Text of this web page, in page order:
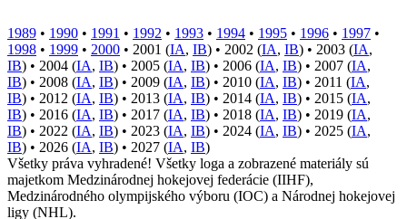
1989 • 1990 • 1991 • 1992 • 1993 • 1994 • 1995 • 1996 • 1997 •
1998 • 1999 • 2000 • 2001 (IA, IB) • 2002 (IA, IB) • 2003 (IA,
IB) • 2004 (IA, IB) • 2005 (IA, IB) • 2006 (IA, IB) • 2007 (IA,
IB) • 2008 (IA, IB) • 2009 (IA, IB) • 2010 (IA, IB) • 2011 (IA,
IB) • 2012 (IA, IB) • 2013 (IA, IB) • 2014 (IA, IB) • 2015 (IA,
IB) • 2016 (IA, IB) • 2017 (IA, IB) • 2018 (IA, IB) • 2019 (IA,
IB) • 2022 (IA, IB) • 2023 (IA, IB) • 2024 (IA, IB) • 2025 (IA,
IB) • 2026 (IA, IB) • 2027 (IA, IB)
Všetky práva vyhradené! Všetky loga a zobrazené materiály sú
majetkom Medzinárodnej hokejovej federácie (IIHF),
Medzinárodného olympijského výboru (IOC) a Národnej hokejovej
ligy (NHL).